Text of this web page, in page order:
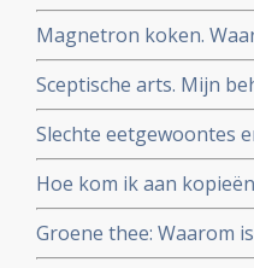
Magnetron koken.
Sceptische arts. Mijn
overtuig ik hem?
Slechte eetgewoontes
zo moeilijk en hou zo
Hoe kom ik aan
worden vermeld?
Groene thee: Waarom